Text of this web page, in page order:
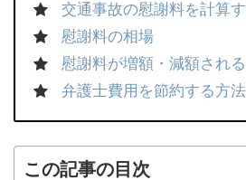
交通事故の慰謝料を計算
慰謝料の相場
慰謝料が増額・減額され
弁護士費用を節約する方法
この記事の目次